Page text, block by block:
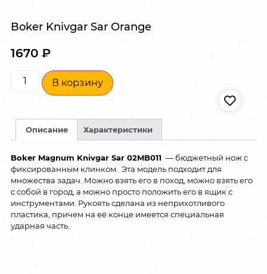
Boker Knivgar Sar Orange
1670 ₽
В корзину
Описание Характеристики
Boker Magnum Knivgar Sar 02MB011 — бюджетный нож с
фиксированным клинком. Эта модель подходит для
множества задач. Можно взять его в поход, можно взять его
с собой в город, а можно просто положить его в ящик с
инструментами. Рукоять сделана из неприхотливого
пластика, причем на её конце имеется специальная
ударная часть.